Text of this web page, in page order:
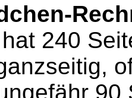
240